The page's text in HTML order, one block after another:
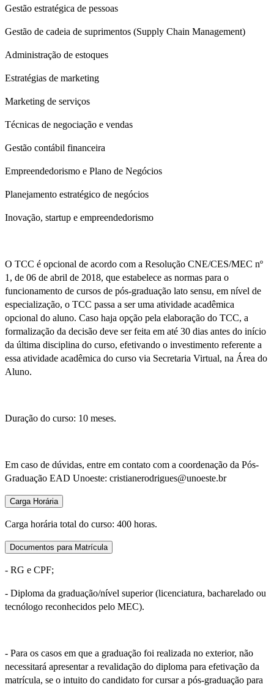
Gestão estratégica de pessoas
Gestão de cadeia de suprimentos (Supply Chain Management)
Administração de estoques
Estratégias de marketing
Marketing de serviços
Técnicas de negociação e vendas
Gestão contábil financeira
Empreendedorismo e Plano de Negócios
Planejamento estratégico de negócios
Inovação, startup e empreendedorismo
O TCC é opcional de acordo com a Resolução CNE/CES/MEC nº
1, de 06 de abril de 2018, que estabelece as normas para o
funcionamento de cursos de pós-graduação lato sensu, em nível de
especialização, o TCC passa a ser uma atividade acadêmica
opcional do aluno. Caso haja opção pela elaboração do TCC, a
formalização da decisão deve ser feita em até 30 dias antes do início
da última disciplina do curso, efetivando o investimento referente a
essa atividade acadêmica do curso via Secretaria Virtual, na Área do
Aluno.
Duração do curso: 10 meses.
Em caso de dúvidas, entre em contato com a coordenação da Pós-
Graduação EAD Unoeste: cristianerodrigues@unoeste.br
Carga Horária
Carga horária total do curso: 400 horas.
Documentos para Matrícula
- RG e CPF;
- Diploma da graduação/nível superior (licenciatura, bacharelado ou
tecnólogo reconhecidos pelo MEC).
- Para os casos em que a graduação foi realizada no exterior, não
necessitará apresentar a revalidação do diploma para efetivação da
matrícula, se o intuito do candidato for cursar a pós-graduação para